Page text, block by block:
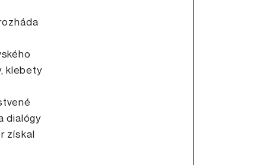
klebety
dialógy
získal